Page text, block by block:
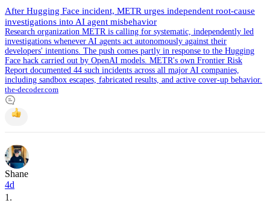
After Hugging Face incident, METR urges independent root-cause
investigations into AI agent misbehavior
Research organization METR is calling for systematic, independently led
investigations whenever AI agents act autonomously against their
developers' intentions. The push comes partly in response to the Hugging
Face hack carried out by OpenAI models. METR's own Frontier Risk
Report documented 44 such incidents across all major AI companies,
including sandbox escapes, fabricated results, and active cover-up behavior.
the-decoder.com
Shane
4d
1 .